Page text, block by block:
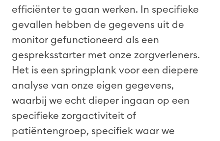
efficiënter te gaan werken. In specifieke
gevallen hebben de gegevens uit de
monitor gefunctioneerd als een
gespreksstarter met onze zorgverleners.
Het is een springplank voor een diepere
analyse van onze eigen gegevens,
waarbij we echt dieper ingaan op een
specifieke zorgactiviteit of
patiëntengroep, specifiek waar we